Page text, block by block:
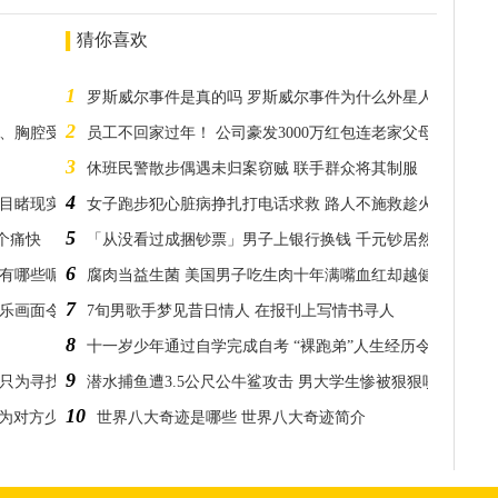
胸腔受伤
睹现实8点档吓歪
痛快
哪些呢？
画面令人惊悚
为寻找1个人！
对方少算2点
猜你喜欢
1 罗斯威尔事件是真的吗 罗斯威尔事件为什么外星人会撞机
2 员工不回家过年！ 公司豪发3000万红包连老家父母都有
3 休班民警散步偶遇未归案窃贼 联手群众将其制服
4 女子跑步犯心脏病挣扎打电话求救 路人不施救趁火打劫
5 「从没看过成捆钞票」男子上银行换钱 千元钞居然换了百万
6 腐肉当益生菌 美国男子吃生肉十年满嘴血红却越健康
7 7旬男歌手梦见昔日情人 在报刊上写情书寻人
8 十一岁少年通过自学完成自考 “裸跑弟”人生经历令人惊奇
9 潜水捕鱼遭3.5公尺公牛鲨攻击 男大学生惨被狠狠咬住紧急
10 世界八大奇迹是哪些 世界八大奇迹简介